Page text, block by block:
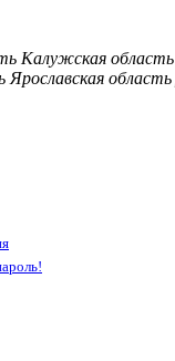
Калужская область
Ярославская область